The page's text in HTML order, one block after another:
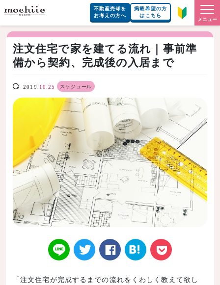
不動産売却を
お考えの方へ
掲載希望の方
はこちら
メニュー
注文住宅で家を建てる流れ｜事前準
備から契約、完成後の入居まで
2019. 10.25 スケジュール
「注文住宅が完成するまでの流れをくわしく教えて欲し